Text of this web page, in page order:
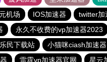
机场 IOS加速器 twitter加
永久不收费的vp加速器2023
民下载站 小猫咪ciash加速器
雷霆vp加速器官网 星云